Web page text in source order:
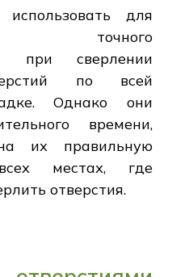
для
точного
при сверлении
по всей
Однако они
времени,
их правильную
местах, где
отверстия.